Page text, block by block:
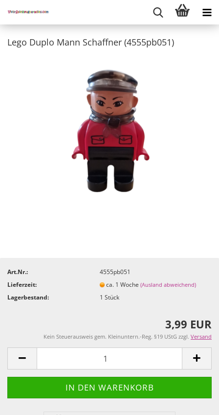
Lego Duplo Mann Schaffner (4555pb051)
Art.Nr.:
4555pb051
Lieferzeit:
ca. 1 Woche(Ausland abweichend)
Lagerbestand: 1Stück
3,99 EUR
Kein Steuerausweis gem. Kleinuntern.-Reg. §19 UStG zzgl. Versand